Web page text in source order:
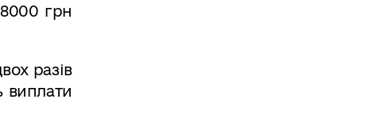
грн
разів
виплати